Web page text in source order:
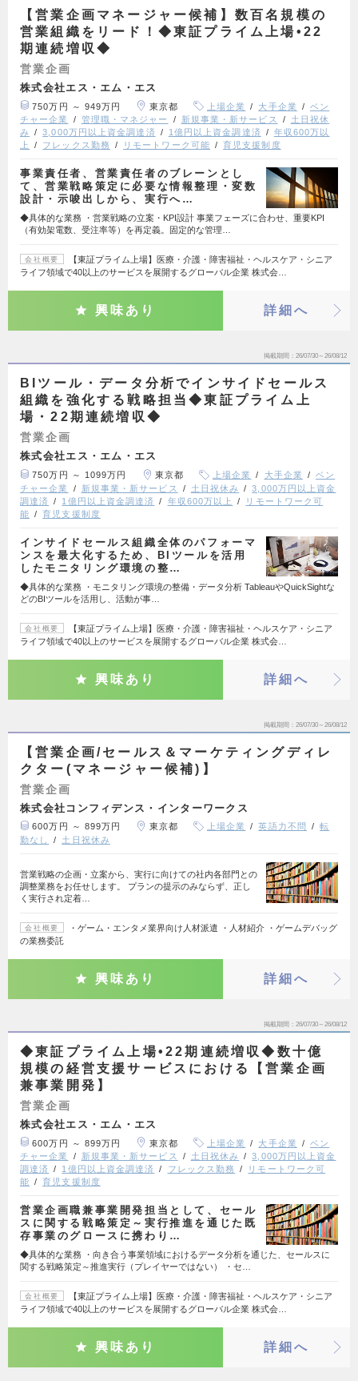
【営業企画マネージャー候補】数百名規模の
営業組織をリード！◆東証プライム上場•22
期連続増収◆
営業企画
株式会社エス・エム・エス
750万円 ～ 949万円 東京都 上場企業 大手企業
ベン
チャー企業
管理職・マネジャー 新規事業・新サービス
土日祝休
み
3,000万円以上資金調達済 1億円以上資金調達済
年収600万以
上
フレックス勤務 リモートワーク可能 育児支援制度
事業責任者、営業責任者のブレーンとし
て、営業戦略策定に必要な情報整理・変数
設計・示唆出しから、実行へ…
◆具体的な業務 ・営業戦略の立案・KPI設計 事業フェーズに合わせ、重要KPI
（有効架電数、受注率等）を再定義。固定的な管理…
会社概要
【東証プライム上場】医療・介護・障害福祉・ヘルスケア・シニア
ライフ領域で40以上のサービスを展開するグローバル企業 株式会…
興味あり 詳細へ
掲載期間 26/07/30～26/08/12
BIツール・データ分析でインサイドセールス
組織を強化する戦略担当◆東証プライム上
場・22期連続増収◆
営業企画
株式会社エス・エム・エス
750万円 ～ 1099万円 東京都 上場企業 大手企業
ベン
チャー企業
新規事業・新サービス 土日祝休み
3,000万円以上資金
調達済
1億円以上資金調達済 年収600万以上
リモートワーク可
能
育児支援制度
インサイドセールス組織全体のパフォーマ
ンスを最大化するため、BIツールを活用
したモニタリング環境の整…
◆具体的な業務 ・モニタリング環境の整備・データ分析 TableauやQuickSightな
どのBIツールを活用し、活動が事…
会社概要
【東証プライム上場】医療・介護・障害福祉・ヘルスケア・シニア
ライフ領域で40以上のサービスを展開するグローバル企業 株式会…
興味あり 詳細へ
掲載期間 26/07/30～26/08/12
【営業企画/セールス＆マーケティングディレ
クター(マネージャー候補)】
営業企画
株式会社コンフィデンス・インターワークス
600万円 ～ 899万円 東京都 上場企業 英語力不問
転
勤なし
土日祝休み
営業戦略の企画・立案から、実行に向けての社内各部門との
調整業務をお任せします。 プランの提示のみならず、正し
く実行され定着…
会社概要
・ゲーム・エンタメ業界向け人材派遣 ・人材紹介 ・ゲームデバッグ
の業務委託
興味あり 詳細へ
掲載期間 26/07/30～26/08/12
◆東証プライム上場•22期連続増収◆数十億
規模の経営支援サービスにおける【営業企画
兼事業開発】
営業企画
株式会社エス・エム・エス
600万円 ～ 899万円 東京都 上場企業 大手企業
ベン
チャー企業
新規事業・新サービス 土日祝休み
3,000万円以上資金
調達済
1億円以上資金調達済 フレックス勤務
リモートワーク可
能
育児支援制度
営業企画職兼事業開発担当として、セール
スに関する戦略策定～実行推進を通じた既
存事業のグロースに携わり…
◆具体的な業務 ・向き合う事業領域におけるデータ分析を通じた、セールスに
関する戦略策定～推進実行（プレイヤーではない） ・セ…
会社概要
【東証プライム上場】医療・介護・障害福祉・ヘルスケア・シニア
ライフ領域で40以上のサービスを展開するグローバル企業 株式会…
興味あり 詳細へ